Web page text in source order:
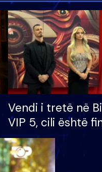
Vendi i tretë në
VIP 5, cili është
radhës që lë